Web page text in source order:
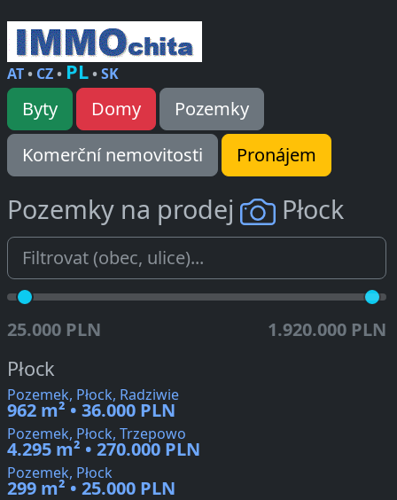
AT• CZ• PL•SK
Byty Domy
Pozemky
Komerční nemovitosti
Pronájem
Pozemky na prodej Płock
25.000 PLN 1.920.000 PLN
Płock
Pozemek, Płock, Radziwie
962 m² • 36.000 PLN
Pozemek, Płock, Trzepowo
4.295 m² • 270.000 PLN
Pozemek, Płock
299 m² • 25.000 PLN